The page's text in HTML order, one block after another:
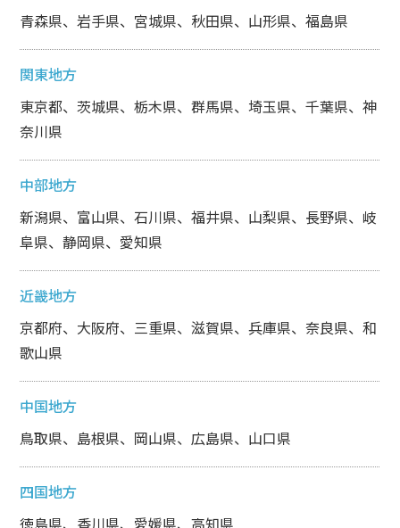
青森県、岩手県、宮城県、秋田県、山形県、福島県
関東地方
東京都、茨城県、栃木県、群馬県、埼玉県、千葉県、神
奈川県
中部地方
新潟県、富山県、石川県、福井県、山梨県、長野県、岐
阜県、静岡県、愛知県
近畿地方
京都府、大阪府、三重県、滋賀県、兵庫県、奈良県、和
歌山県
中国地方
鳥取県、島根県、岡山県、広島県、山口県
四国地方
徳島県、香川県、愛媛県、高知県